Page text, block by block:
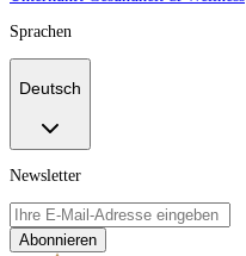
Sprachen
Deutsch
Newsletter
Abonnieren